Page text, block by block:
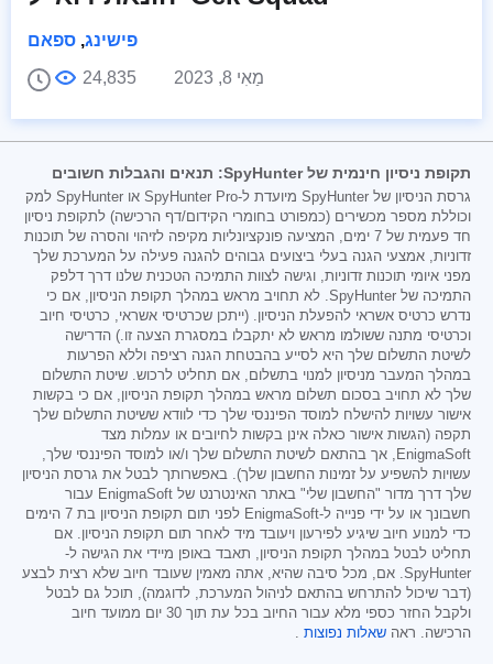
פישינג, ספאם
מַאִי 8, 2023
24,835
תקופת ניסיון חינמית של SpyHunter: תנאים והגבלות חשובים
גרסת הניסיון של SpyHunter מיועדת ל-SpyHunter Pro או SpyHunter למק
וכוללת מספר מכשירים (כמפורט בחומרי הקידום/דף הרכישה) לתקופת ניסיון
חד פעמית של 7 ימים, המציעה פונקציונליות מקיפה לזיהוי והסרה של תוכנות
זדוניות, אמצעי הגנה בעלי ביצועים גבוהים להגנה פעילה על המערכת שלך
מפני איומי תוכנות זדוניות, וגישה לצוות התמיכה הטכנית שלנו דרך דלפק
התמיכה של SpyHunter. לא תחויב מראש במהלך תקופת הניסיון, אם כי
נדרש כרטיס אשראי להפעלת הניסיון. (ייתכן שכרטיסי אשראי, כרטיסי חיוב
וכרטיסי מתנה ששולמו מראש לא יתקבלו במסגרת הצעה זו.) הדרישה
לשיטת התשלום שלך היא לסייע בהבטחת הגנה רציפה וללא הפרעות
במהלך המעבר מניסיון למנוי בתשלום, אם תחליט לרכוש. שיטת התשלום
שלך לא תחויב בסכום תשלום מראש במהלך תקופת הניסיון, אם כי בקשות
אישור עשויות להישלח למוסד הפיננסי שלך כדי לוודא ששיטת התשלום שלך
תקפה (הגשות אישור כאלה אינן בקשות לחיובים או עמלות מצד
EnigmaSoft, אך בהתאם לשיטת התשלום שלך ו/או למוסד הפיננסי שלך,
עשויות להשפיע על זמינות החשבון שלך). באפשרותך לבטל את גרסת הניסיון
שלך דרך מדור "החשבון שלי" באתר האינטרנט של EnigmaSoft עבור
חשבונך או על ידי פנייה ל-EnigmaSoft לפני תום תקופת הניסיון בת 7 הימים
כדי למנוע חיוב שיגיע לפירעון ויעובד מיד לאחר תום תקופת הניסיון. אם
תחליט לבטל במהלך תקופת הניסיון, תאבד באופן מיידי את הגישה ל-
SpyHunter. אם, מכל סיבה שהיא, אתה מאמין שעובד חיוב שלא רצית לבצע
(דבר שיכול להתרחש בהתאם לניהול המערכת, לדוגמה), תוכל גם לבטל
ולקבל החזר כספי מלא עבור החיוב בכל עת תוך 30 יום ממועד חיוב
הרכישה. ראה שאלות נפוצות .